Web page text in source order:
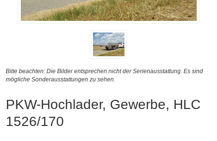
Bitte beachten: Die Bilder entsprechen nicht der Serienausstattung. Es sind
mögliche Sonderausstattungen zu sehen.
PKW-Hochlader, Gewerbe, HLC
1526/170